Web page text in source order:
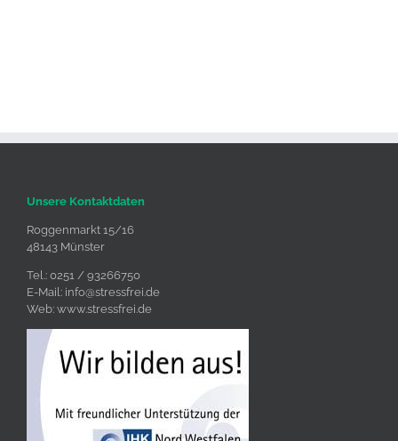
Unsere Kontaktdaten
Roggenmarkt 15/16
48143 Münster
Tel.: 0251 / 93266750
E-Mail: info@stressfrei.de
Web: www.stressfrei.de